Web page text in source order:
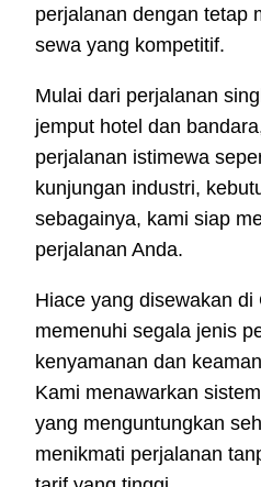
perjalanan dengan tetap
sewa yang kompetitif.
Mulai dari perjalanan
jemput hotel dan
perjalanan istimewa
kunjungan industri,
sebagainya, kami siap
perjalanan Anda.
Hiace yang disewakan
memenuhi segala jenis
kenyamanan dan
Kami menawarkan
yang menguntungkan
menikmati perjalanan